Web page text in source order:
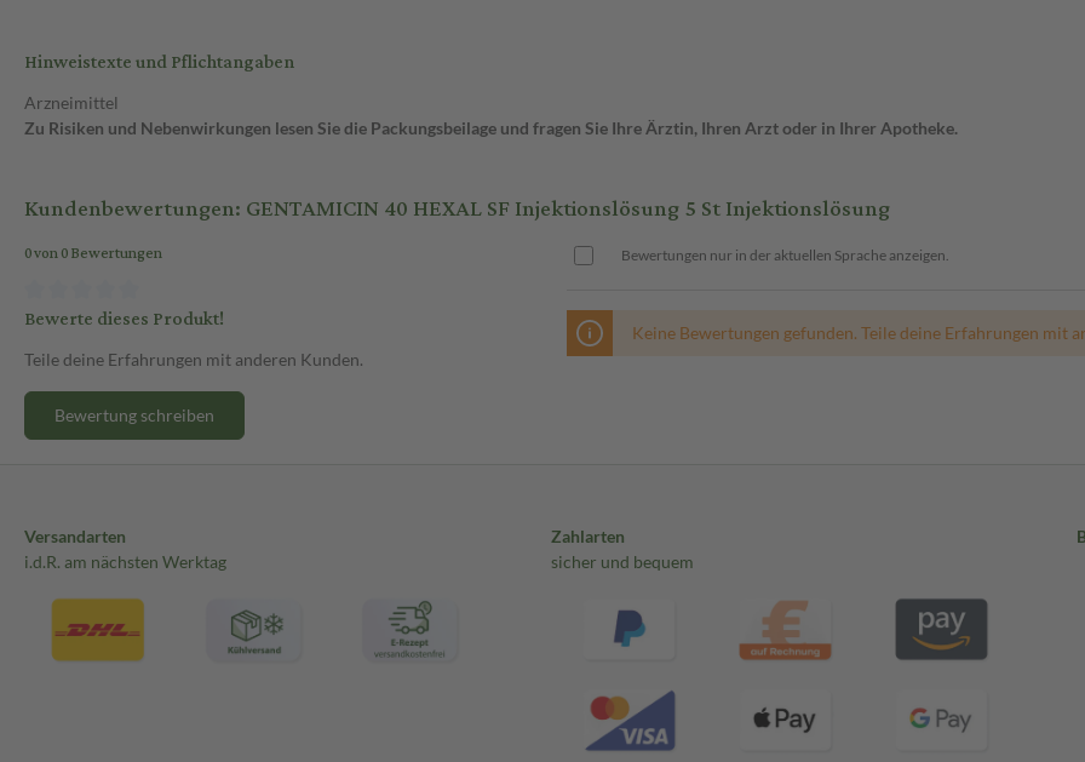
Hinweistexte und Pflichtangaben
Arzneimittel
Zu Risiken und Nebenwirkungen lesen Sie die Packungsbeilage und fragen Sie Ihre Ärztin, Ihren Arzt oder in Ihrer Apotheke.
Kundenbewertungen: GENTAMICIN 40 HEXAL SF Injektionslösung 5 St Injektionslösung
0 von 0 Bewertungen
Bewerte dieses Produkt!
Teile deine Erfahrungen mit anderen Kunden.
Bewertung schreiben
Bewertungen nur in der aktuellen Sprache anzeigen.
Keine Bewertungen gefunden. Teile deine Erfahrungen mit
Versandarten
i.d.R. am nächsten Werktag
Zahlarten
sicher und bequem